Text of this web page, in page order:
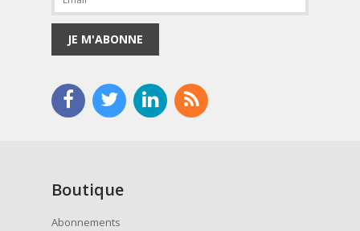
JE M'ABONNE
Boutique
Abonnements